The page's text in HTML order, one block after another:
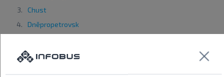
Chust
Dněpropetrovsk
Irshava